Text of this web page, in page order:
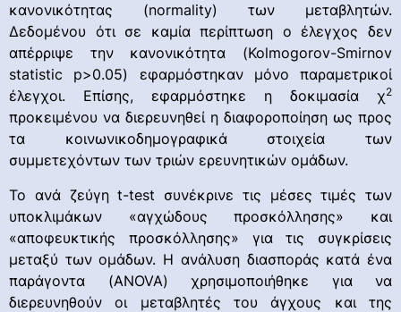
κανονικότητας (normality) των μεταβλητών.
Δεδομένου ότι σε καμία περίπτωση ο έλεγχος δεν
απέρριψε την κανονικότητα (Kolmogorov-Smirnov
statistic p>0.05) εφαρμόστηκαν μόνο παραμετρικοί
έλεγχοι. Επίσης, εφαρμόστηκε η δοκιμασία χ2
προκειμένου να διερευνηθεί η διαφοροποίηση ως προς
τα κοινωνικοδημογραφικά στοιχεία των
συμμετεχόντων των τριών ερευνητικών ομάδων.
Το ανά ζεύγη t-test συνέκρινε τις μέσες τιμές των
υποκλιμάκων «αγχώδους προσκόλλησης» και
«αποφευκτικής προσκόλλησης» για τις συγκρίσεις
μεταξύ των ομάδων. Η ανάλυση διασποράς κατά ένα
παράγοντα (ANOVA) χρησιμοποιήθηκε για να
διερευνηθούν οι μεταβλητές του άγχους και της